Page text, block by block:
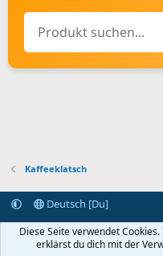
Kaffeeklatsch
Deutsch [Du]
Kontakt aufnehmen
Startseite
R
S
Diese Seite verwendet
erklärst du dich mit der